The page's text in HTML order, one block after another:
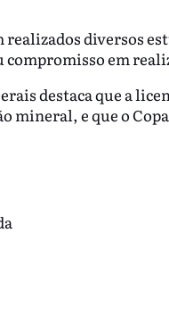
diversos
compromisso em
destaca que a
mineral, e que o